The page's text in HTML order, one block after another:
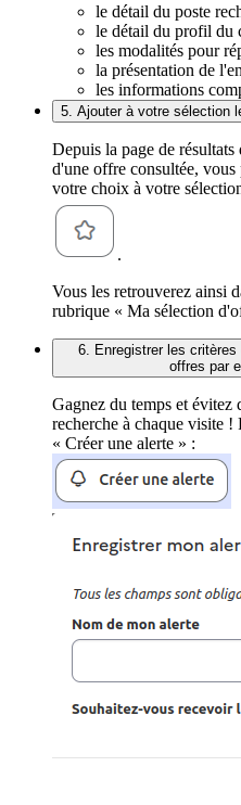
le détail du poste
le détail du profil du
les modalités pour
la présentation de
les informations
5. Ajouter à votre sélection
Depuis la page de
d'une offre consultée,
votre choix à votre
.
Vous les retrouverez ainsi
rubrique « Ma sélection
6. Enregistrer les
offres par
Gagnez du temps et évitez
recherche à chaque visite
« Créer une alerte » :